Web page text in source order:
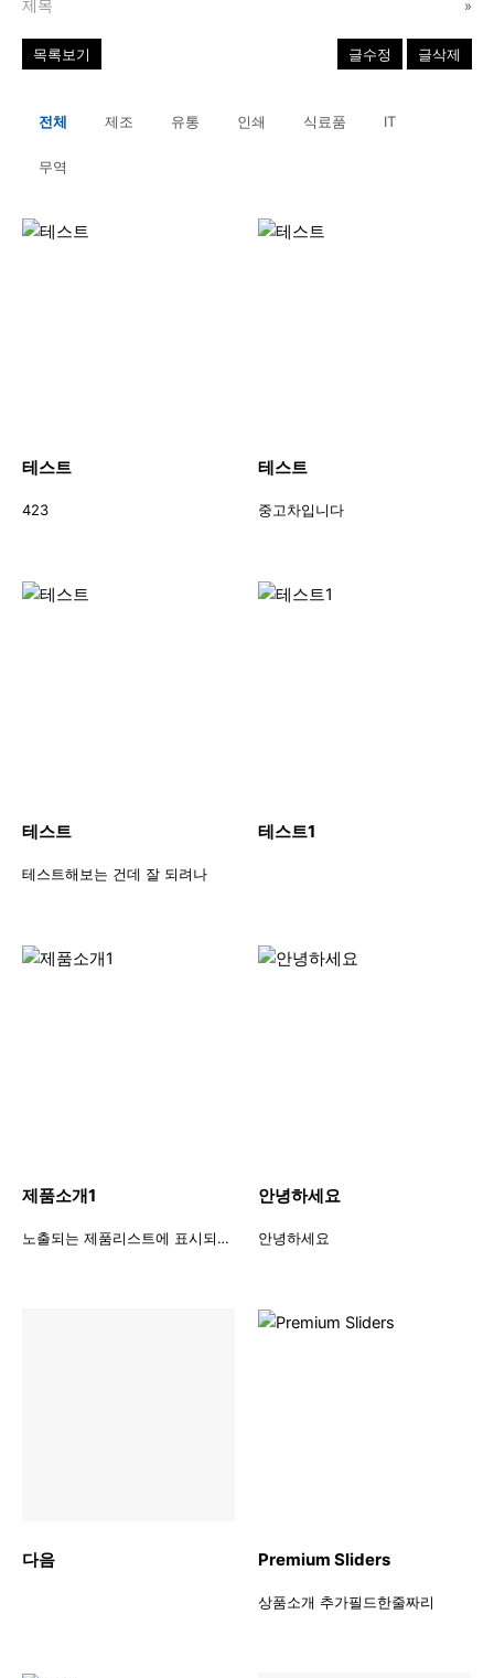
제목 »
목록보기 글수정 글삭제
전체 제조 유통 인쇄 식료품 IT
무역
테스트
423
테스트
중고차입니다
테스트
테스트해보는 건데 잘 되려나
테스트1
제품소개1
노출되는 제품리스트에 표시되는 상품소개글
안녕하세요
안녕하세요
다음 Premium Sliders
상품소개 추가필드한줄짜리